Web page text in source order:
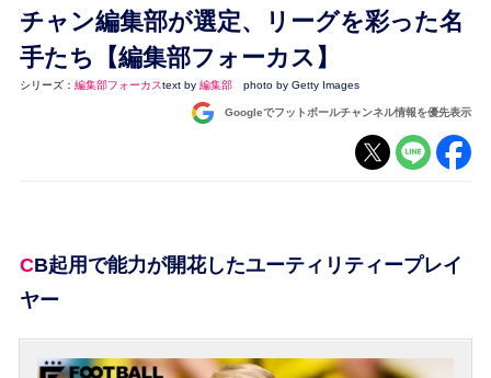
ブンデスリーガ
UEFA
ナショナルチーム
チャン編集部が選定、リーグを彩った名
手たち【編集部フォーカス】
シリーズ： 編集部フォーカスtext by 編集部 photo by Getty Images
Googleでフットボールチャンネル情報を優先表示
CB起用で能力が開花したユーティリティープレイ
ヤー